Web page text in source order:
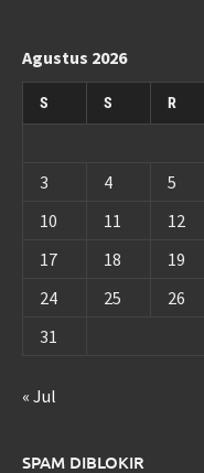
Agustus 2026
S S R
3
4 5
10
11 12
17
18 19
24
25 26
31
« Jul
SPAM DIBLOKIR